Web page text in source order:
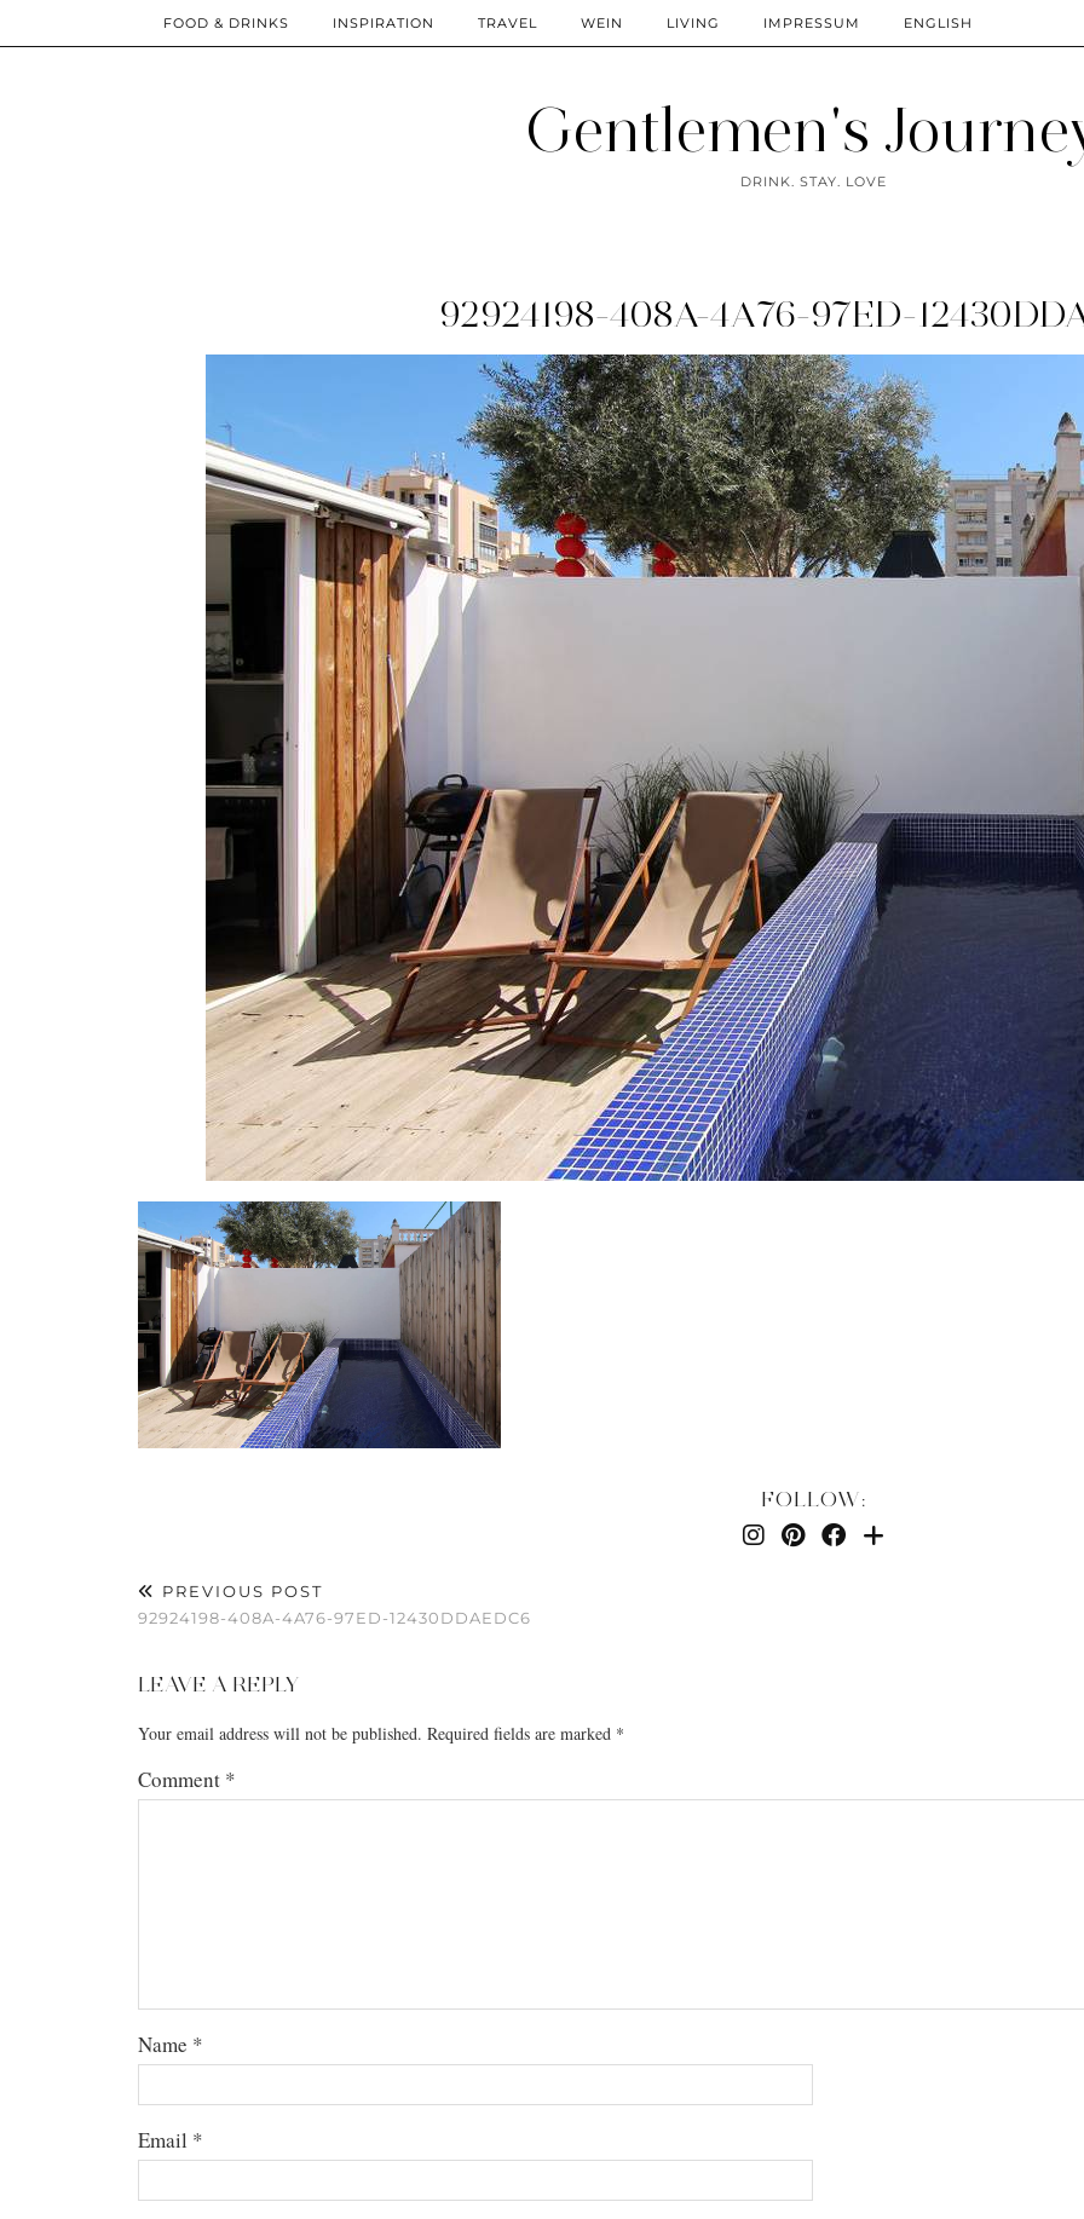
Gentlemen's
DRINK. STAY. LOVE
FOOD & DRINKS INSPIRATION TRAVEL WEIN LIVING IMPRESSUM ENGLISH
92924198-408A-4A76-97ED-
FOLLOW:
PREVIOUS POST
92924198-408A-4A76-97ED-12430DDAEDC6
LEAVE A REPLY
Your email address will not be published. Required fields are marked *
Comment *
Name *
Email *